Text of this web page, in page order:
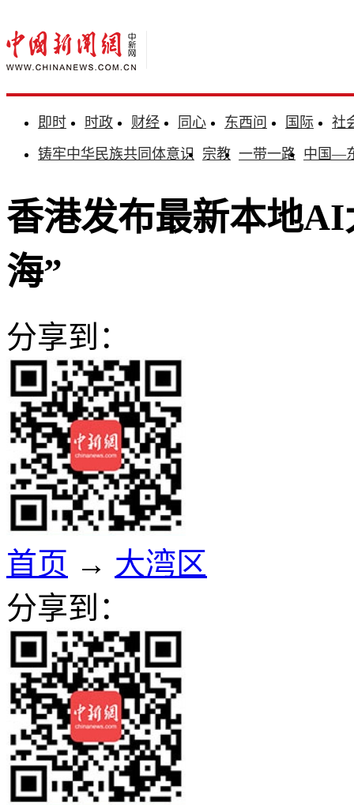
即时 时政 财经 同心 东西问 国际
社
铸牢中华民族共同体意识 宗教 一带一路 中国—
香港发布最新本地AI
海”
分享到：
首页 → 大湾区
分享到：